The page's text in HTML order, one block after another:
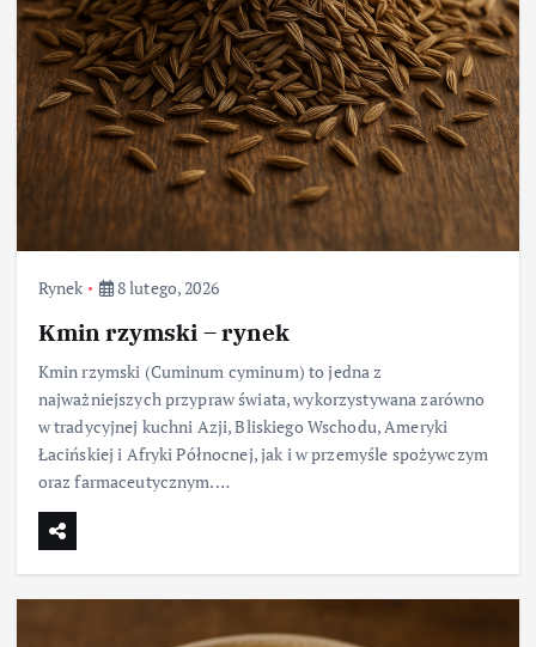
Rynek 8 lutego, 2026
Kmin rzymski – rynek
Kmin rzymski (Cuminum cyminum) to jedna z
najważniejszych przypraw świata, wykorzystywana zarówno
w tradycyjnej kuchni Azji, Bliskiego Wschodu, Ameryki
Łacińskiej i Afryki Północnej, jak i w przemyśle spożywczym
oraz farmaceutycznym.…